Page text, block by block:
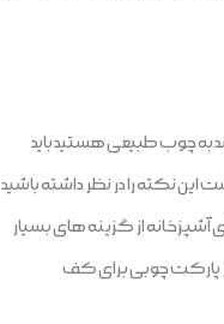
به چوب طبیعی هستید باید
این نکته را در نظر داشته باشید
آشپزخانه از گزینه های بسیار
پارکت چوبی برای کف